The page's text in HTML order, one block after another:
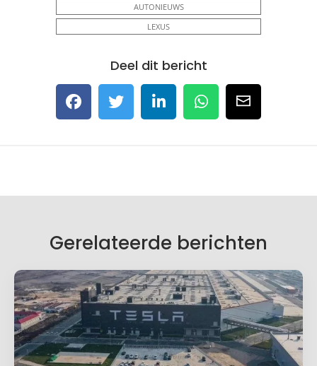
AUTONIEUWS
LEXUS
Deel dit bericht
Gerelateerde berichten